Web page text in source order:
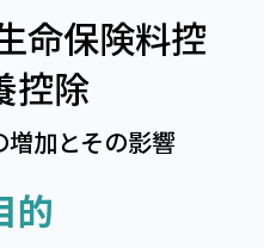
命保険料控
控除
加とその影響
的